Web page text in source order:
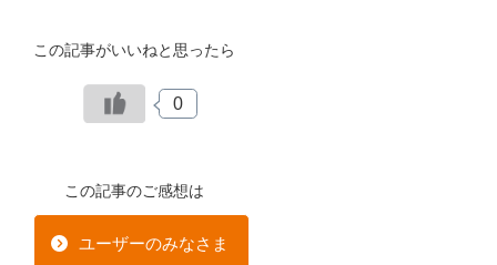
この記事がいいねと思ったら
0
この記事のご感想は
ユーザーのみなさま